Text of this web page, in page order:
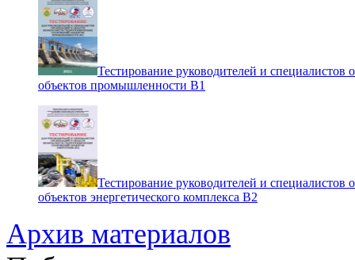
Тестирование руководителей и специалистов
объектов промышленности В1
Тестирование руководителей и специалистов
объектов энергетического комплекса В2
Архив материалов